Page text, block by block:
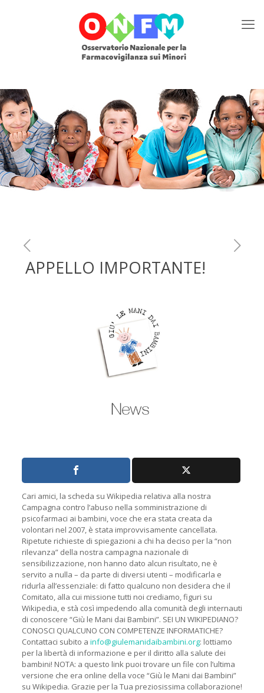
APPELLO IMPORTANTE!
Cari amici, la scheda su Wikipedia relativa alla nostra
Campagna contro l’abuso nella somministrazione di
psicofarmaci ai bambini, voce che era stata creata da
volontari nel 2007, è stata improvvisamente cancellata.
Ripetute richieste di spiegazioni a chi ha deciso per la “non
rilevanza” della nostra campagna nazionale di
sensibilizzazione, non hanno dato alcun risultato, ne è
servito a nulla – da parte di diversi utenti – modificarla e
ridurla all’essenziale: di fatto qualcuno non desidera che il
Comitato, alla cui missione tutti noi crediamo, figuri su
Wikipedia, e stà così impedendo alla comunità degli internauti
di conoscere “Giù le Mani dai Bambini”. SEI UN WIKIPEDIANO?
CONOSCI QUALCUNO CON COMPETENZE INFORMATICHE?
Contattaci subito a info@giulemanidaibambini.org: lottiamo
per la libertà di informazione e per il diritto alla salute dei
bambini! NOTA: a questo link puoi trovare un file con l’ultima
versione che era online della voce “Giù le Mani dai Bambini”
su Wikipedia. Grazie per la Tua preziosissima collaborazione!